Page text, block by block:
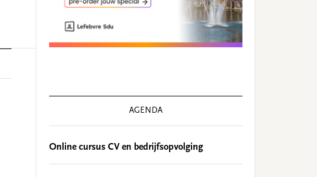
AGENDA
Online cursus CV en bedrijfsopvolging